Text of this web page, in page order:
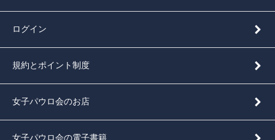
ログイン
規約とポイント制度
女子パウロ会のお店
女子パウロ会の電子書籍